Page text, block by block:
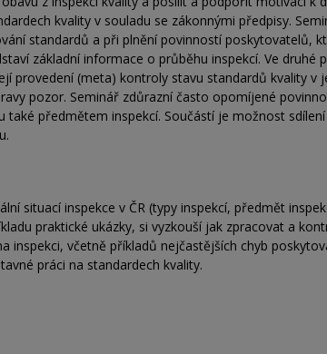
kvality v souladu se zákonnými předpisy.
standardů a při plnění povinností poskytovatelů,
základní informace o průběhu inspekcí. Ve druhé
provedení (meta) kontroly stavu standardů kvality v
pozor. Seminář zdůrazní často opomíjené
také předmětem inspekcí. Součástí je možnost
situací inspekce v ČR (typy inspekcí, předmět
praktické ukázky, si vyzkouší jak zpracovat a
inspekci, včetně příkladů nejčastějších chyb
práci na standardech kvality.